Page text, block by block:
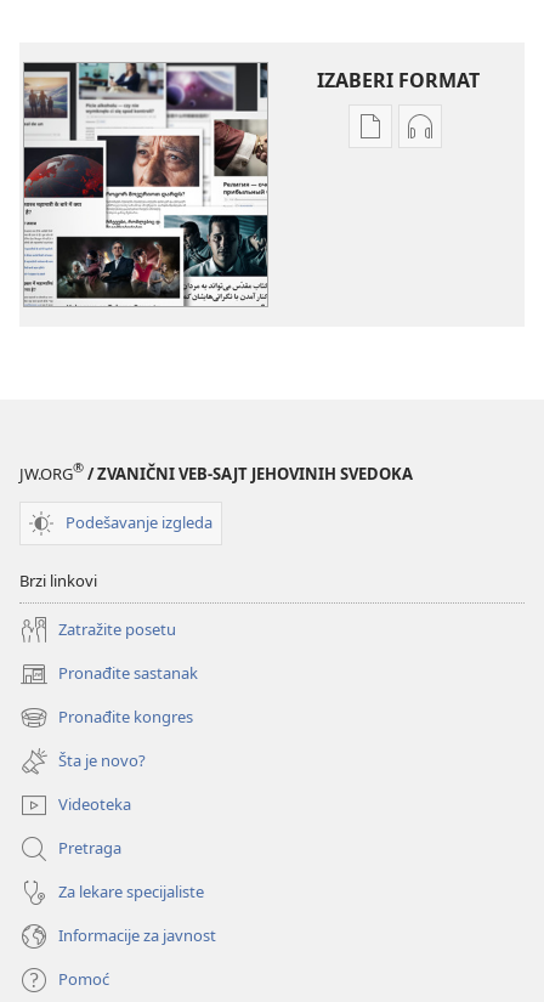
IZABERI FORMAT
FormatiFormati
JW.ORG® / ZVANIČNI VEB-SAJT JEHOVINIH SVEDOKA
Podešavanje izgleda
Brzi linkovi
Zatražite posetu
Pronađite sastanak
(otvara
novi
prozor)
Pronađite kongres
(otvara
novi
prozor)
Šta je novo?
Videoteka
Pretraga
Za lekare specijaliste
Informacije za javnost
Pomoć